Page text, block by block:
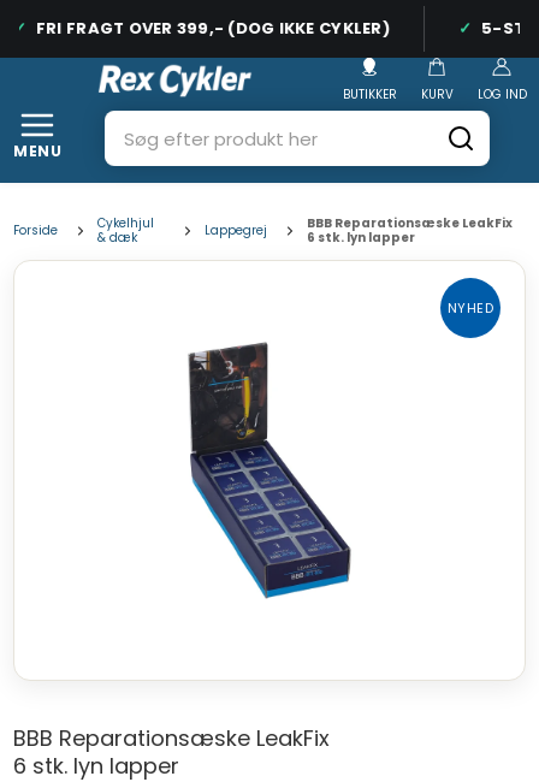
FRI FRAGT OVER 399,- (DOG IKKE CYKLER) 5-
MENU
LOG IND
BUTIKKER KURV
Forside
Cykelhjul
& dæk
Lappegrej
BBB Reparationsæske LeakFix
6 stk. lyn lapper
NYHED
BBB Reparationsæske LeakFix
6 stk. lyn lapper